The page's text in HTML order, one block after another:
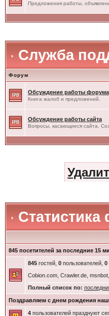
Предложения работы,
Служба
Форум
Обсуждение работы форума
Книга жалоб и предложений.
Обсуждение работы сайта
Вопросы, касающиеся сайта.
Статистика
845 посетителей за последние 15
845гостей, 0пользователей, 0
Cobion.com, Crawler.de,
Полный список по:
Поздравляем с днем рождения
4пользователей празднуют